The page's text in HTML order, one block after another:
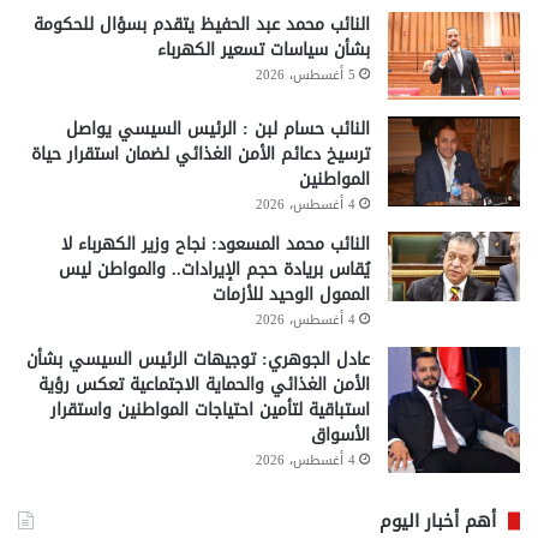
النائب محمد عبد الحفيظ يتقدم بسؤال للحكومة
بشأن سياسات تسعير الكهرباء
5 أغسطس، 2026
النائب حسام لبن : الرئيس السيسي يواصل
ترسيخ دعائم الأمن الغذائي لضمان استقرار حياة
المواطنين
4 أغسطس، 2026
النائب محمد المسعود: نجاح وزير الكهرباء لا
يُقاس بريادة حجم الإيرادات.. والمواطن ليس
الممول الوحيد للأزمات
4 أغسطس، 2026
عادل الجوهري: توجيهات الرئيس السيسي بشأن
الأمن الغذائي والحماية الاجتماعية تعكس رؤية
استباقية لتأمين احتياجات المواطنين واستقرار
الأسواق
4 أغسطس، 2026
أهم أخبار اليوم